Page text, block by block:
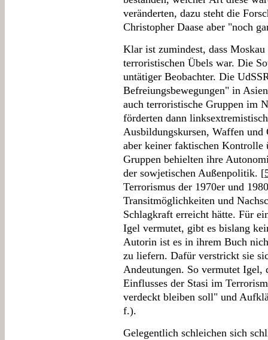
veränderten, dazu steht die
Christopher Daase aber "noch
Klar ist zumindest, dass
terroristischen Übels war. Die
untätiger Beobachter. Die
Befreiungsbewegungen" in
auch terroristische Gruppen im
förderten dann
Ausbildungskursen, Waffen
aber keiner faktischen Kontrolle
Gruppen behielten ihre
der sowjetischen Außenpolitik. [
Terrorismus der 1970er und
Transitmöglichkeiten und
Schlagkraft erreicht hätte. Für
Igel vermutet, gibt es bislang
Autorin ist es in ihrem Buch
zu liefern. Dafür verstrickt sie
Andeutungen. So vermutet Igel,
Einflusses der Stasi im
verdeckt bleiben soll" und
f.).
Gelegentlich schleichen sich